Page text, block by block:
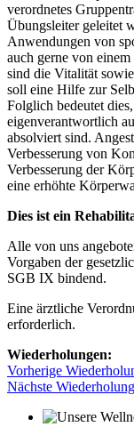
verordnetes
Übungsleiter geleitet
Anwendungen von
auch gerne von
sind die Vitalität
soll eine Hilfe zur
Folglich bedeutet
eigenverantwortlich
absolviert sind.
Verbesserung von
Verbesserung der
eine erhöhte
Dies ist ein
Alle von uns
Vorgaben der
SGB IX bindend.
Eine ärztliche
erforderlich.
Wiederholungen:
Vorherige
Nächste Wiederholung